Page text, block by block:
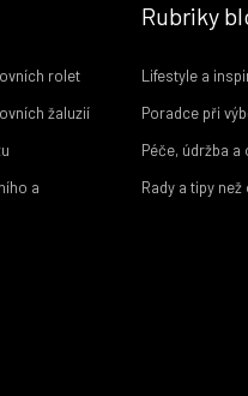
rolet
žaluzií
a
Rubriky
Lifestyle a
Poradce při
Péče, údržba a
Rady a tipy